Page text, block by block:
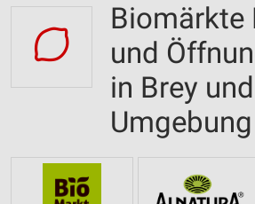
Biomärkte
und
in Brey und
Umgebung